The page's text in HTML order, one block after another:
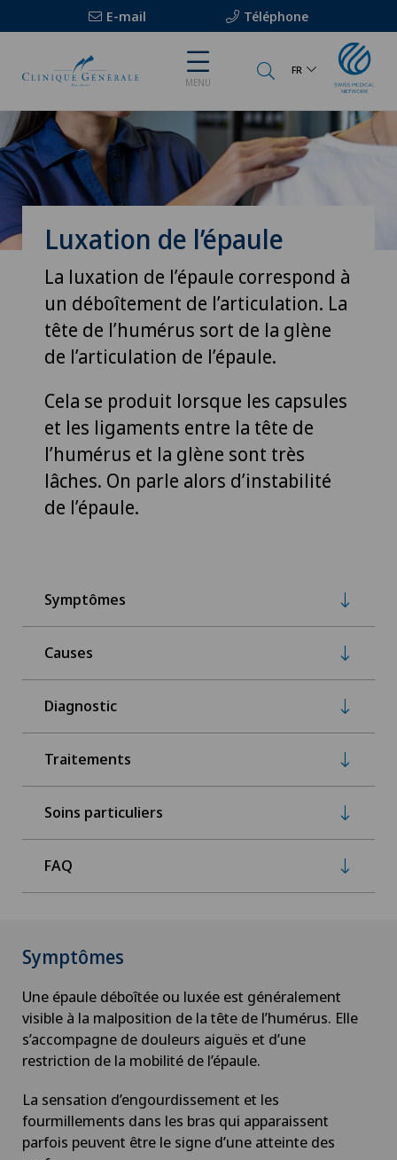
E-mail Téléphone
MENU
FR
Luxation de l’épaule
La luxation de l’épaule correspond à
un déboîtement de l’articulation. La
tête de l’humérus sort de la glène
de l’articulation de l’épaule.
Cela se produit lorsque les capsules
et les ligaments entre la tête de
l’humérus et la glène sont très
lâches. On parle alors d’instabilité
de l’épaule.
Symptômes
Causes
Diagnostic
Traitements
Soins particuliers
FAQ
Symptômes
Une épaule déboîtée ou luxée est généralement
visible à la malposition de la tête de l’humérus. Elle
s’accompagne de douleurs aiguës et d’une
restriction de la mobilité de l’épaule.
La sensation d’engourdissement et les
fourmillements dans les bras qui apparaissent
parfois peuvent être le signe d’une atteinte des